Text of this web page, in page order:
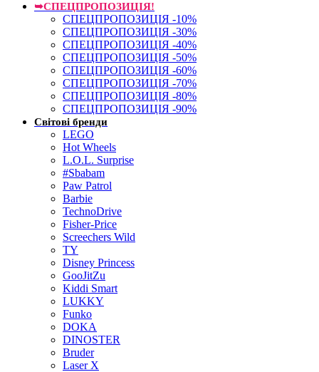
➥СПЕЦПРОПОЗИЦІЯ!
СПЕЦПРОПОЗИЦІЯ -10%
СПЕЦПРОПОЗИЦІЯ -30%
СПЕЦПРОПОЗИЦІЯ -40%
СПЕЦПРОПОЗИЦІЯ -50%
СПЕЦПРОПОЗИЦІЯ -60%
СПЕЦПРОПОЗИЦІЯ -70%
СПЕЦПРОПОЗИЦІЯ -80%
СПЕЦПРОПОЗИЦІЯ -90%
Світові бренди
LEGO
Hot Wheels
L.O.L. Surprise
#Sbabam
Paw Patrol
Barbie
TechnoDrive
Fisher-Price
Screechers Wild
TY
Disney Princess
GooJitZu
Kiddi Smart
LUKKY
Funko
DOKA
DINOSTER
Bruder
Laser X